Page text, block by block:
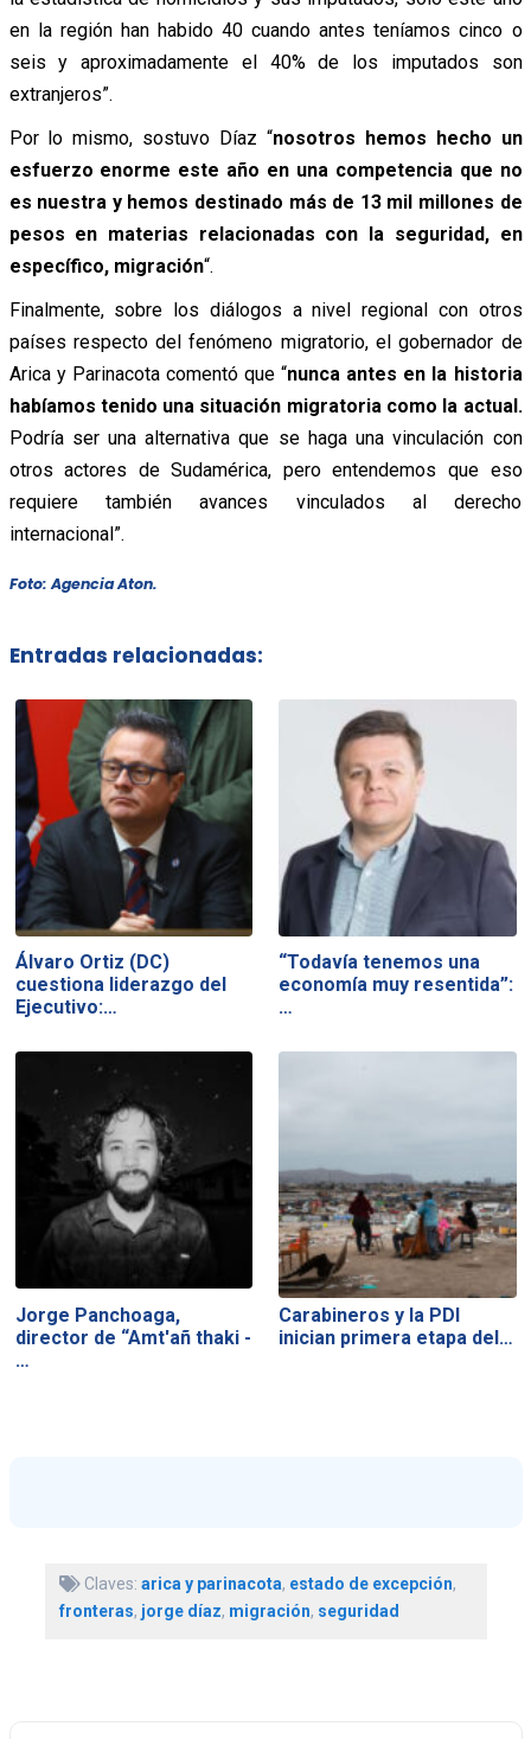
en la región han habido 40 cuando antes teníamos cinco o
seis y aproximadamente el 40% de los imputados son
extranjeros”.
Por lo mismo, sostuvo Díaz “nosotros hemos hecho un
esfuerzo enorme este año en una competencia que no
es nuestra y hemos destinado más de 13 mil millones de
pesos en materias relacionadas con la seguridad, en
específico, migración“.
Finalmente, sobre los diálogos a nivel regional con otros
países respecto del fenómeno migratorio, el gobernador de
Arica y Parinacota comentó que “nunca antes en la historia
habíamos tenido una situación migratoria como la actual.
Podría ser una alternativa que se haga una vinculación con
otros actores de Sudamérica, pero entendemos que eso
requiere también avances vinculados al derecho
internacional”.
Foto: Agencia Aton.
Entradas relacionadas:
Álvaro Ortiz (DC)
cuestiona liderazgo del
Ejecutivo:…
“Todavía tenemos una
economía muy resentida”:
…
Jorge Panchoaga,
director de “Amt'añ thaki -
…
Carabineros y la PDI
inician primera etapa del…
Claves: arica y parinacota, estado de excepción,
fronteras, jorge díaz, migración, seguridad